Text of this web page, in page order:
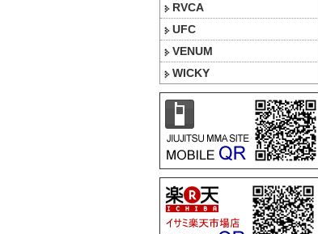
RVCA
UFC
VENUM
WICKY